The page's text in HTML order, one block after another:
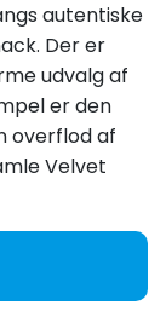
autentiske
Der er
udvalg af
er den
overflod af
Velvet